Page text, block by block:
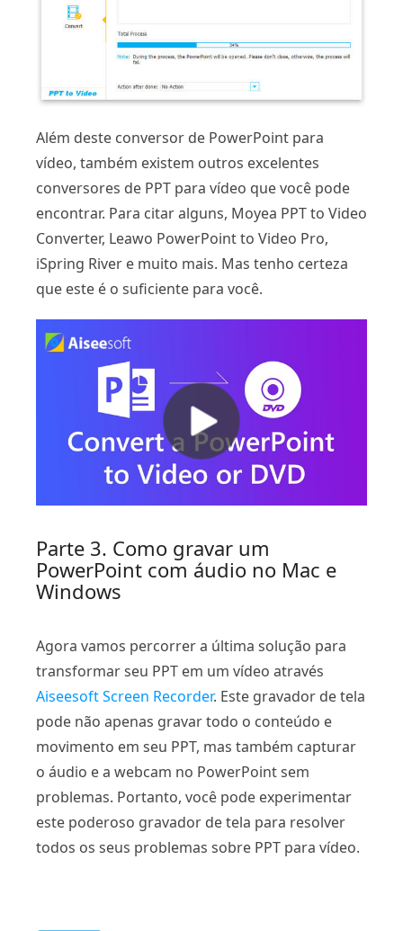
Além deste conversor de PowerPoint para
vídeo, também existem outros excelentes
conversores de PPT para vídeo que você pode
encontrar. Para citar alguns, Moyea PPT to Video
Converter, Leawo PowerPoint to Video Pro,
iSpring River e muito mais. Mas tenho certeza
que este é o suficiente para você.
Parte 3. Como gravar um
PowerPoint com áudio no Mac e
Windows
Agora vamos percorrer a última solução para
transformar seu PPT em um vídeo através
Aiseesoft Screen Recorder. Este gravador de tela
pode não apenas gravar todo o conteúdo e
movimento em seu PPT, mas também capturar
o áudio e a webcam no PowerPoint sem
problemas. Portanto, você pode experimentar
este poderoso gravador de tela para resolver
todos os seus problemas sobre PPT para vídeo.